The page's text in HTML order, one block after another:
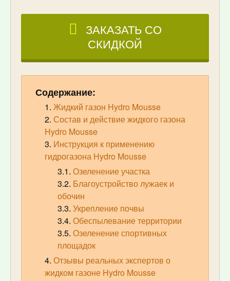
Содержание:
Жидкий газон Hydro Mousse
Состав и действие жидкого газона
Hydro Mousse
Инструкция к применению
гидрогазона Hydro Mousse
Озеленение участка
Благоустройство лужаек и
обочин
Укрепление почвы
Обеспылевание территории
Озеленение спортивных
площадок
Отзывы реальных экспертов о
жидком газоне Hydro Mousse